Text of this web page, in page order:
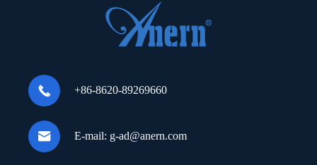
 +86-8620-89269660
 E-mail: g-ad@anern.com